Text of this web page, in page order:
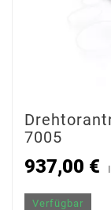
7005
937,00 €
Verfügbar